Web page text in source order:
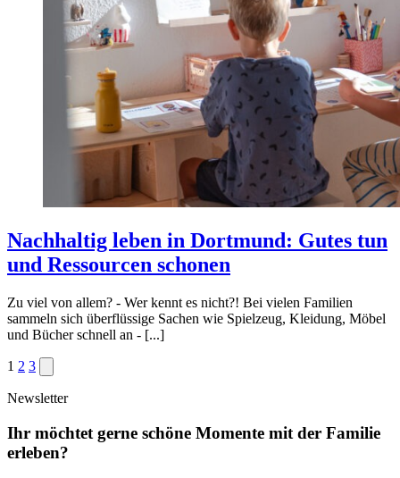
Nachhaltig leben in Dortmund: Gutes tun
und Ressourcen schonen
Zu viel von allem? - Wer kennt es nicht?! Bei vielen Familien
sammeln sich überflüssige Sachen wie Spielzeug, Kleidung, Möbel
und Bücher schnell an - [...]
1 2 3
Newsletter
Ihr möchtet gerne schöne Momente mit der Familie
erleben?